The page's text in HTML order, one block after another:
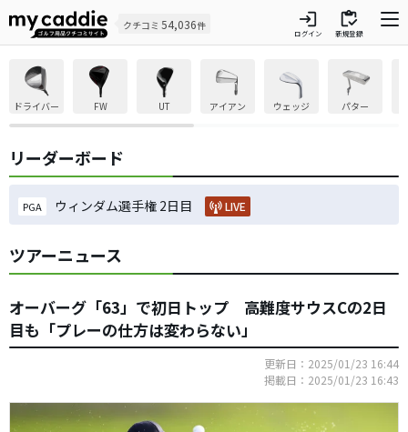
クチコミ 54,036件 login
ログイン
inventory
新規登録
ドライバー FW UT アイアン ウェッジ パター
リーダーボード
PGA ウィンダム選手権 2日目 LIVE
ツアーニュース
オーバーグ「63」で初日トップ 高難度サウスCの2日
目も「プレーの仕方は変わらない」
更新日：2025/01/23 16:44
掲載日：2025/01/23 16:43